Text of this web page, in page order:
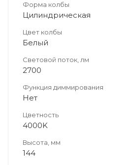
Форма колбы
Цилиндрическая
Цвет колбы
Белый
Световой поток, лм
2700
Функция диммирования
Нет
Цветность
4000K
Высота, мм
144